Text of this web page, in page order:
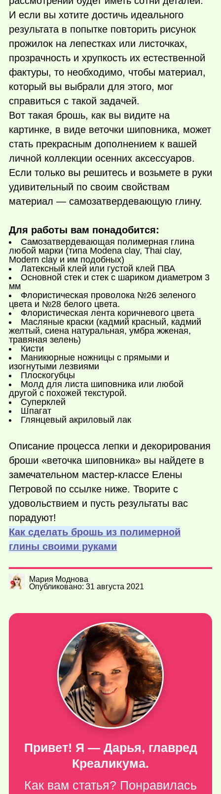
И если вы хотите достичь идеального
результата в попытке повторить рисунок
прожилок на лепестках или листочках,
прозрачность и хрупкость их естественной
фактуры, то необходимо, чтобы материал,
который вы выбрали для этого, мог
справиться с такой задачей.
Вот такая брошь, как вы видите на
картинке, в виде веточки шиповника, может
стать прекрасным дополнением к вашей
личной коллекции осенних аксессуаров.
Если только вы решитесь и возьмете в руки
удивительный по своим свойствам
материал — самозатвердевающую глину.
Для работы вам понадобится:
Самозатвердевающая полимерная глина
любой марки (типа Modena clay, Thai clay,
Modern clay и им подобных)
Латексный клей или густой клей ПВА
Основной стек и стек с шариком диаметром 3
мм
Флористическая проволока №26 зеленого
цвета и №28 белого цвета.
Флористическая лента коричневого цвета
Масляные краски (кадмий красный, кадмий
желтый, сиена натуральная, умбра жженая,
травяная зелень)
Кисти
Маникюрные ножницы с прямыми и
изогнутыми лезвиями
Плоскогубцы
Молд для листа шиповника или любой
другой с похожей текстурой.
Суперклей
Шпагат
Глянцевый акриловый лак
Описание процесса лепки и декорирования
броши «веточка шиповника» вы найдете в
замечательном мастер-классе Елены
Петровой по ссылке ниже. Творите с
удовольствием и пусть результаты вас
порадуют!
Как сделать брошь из полимерной
глины своими руками
Мария Моднова
Опубликовано: 31 августа 2021
Привет! Я — Дарья, главред
Креаликума.
Как вам статья? Понравилась